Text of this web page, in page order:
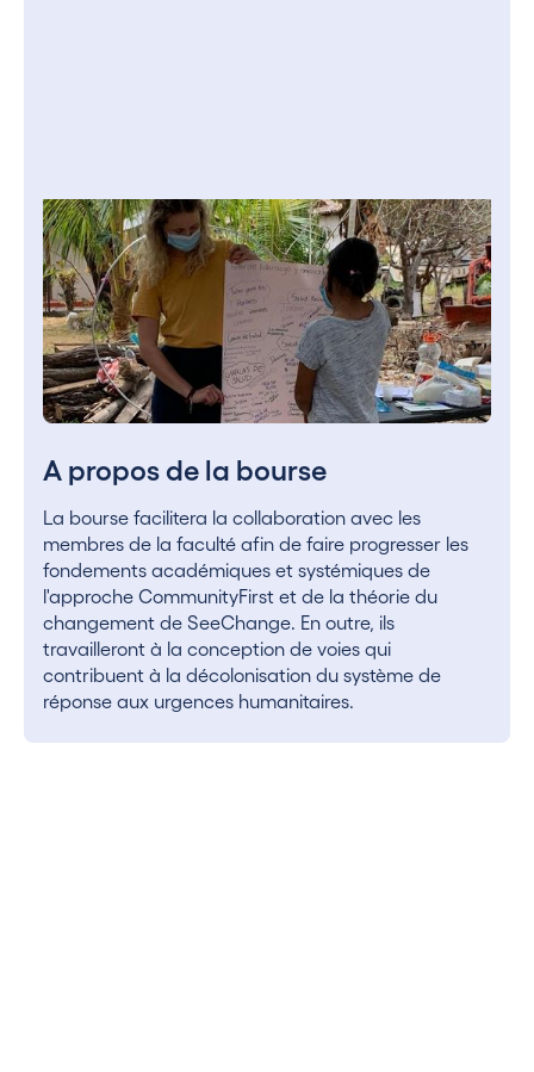
A propos de la bourse
La bourse facilitera la collaboration avec les
membres de la faculté afin de faire progresser les
fondements académiques et systémiques de
l'approche CommunityFirst et de la théorie du
changement de SeeChange. En outre, ils
travailleront à la conception de voies qui
contribuent à la décolonisation du système de
réponse aux urgences humanitaires.